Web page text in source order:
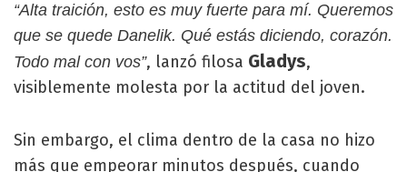
“Alta traición, esto es muy fuerte para mí. Queremos
que se quede Danelik. Qué estás diciendo, corazón.
Todo mal con vos”, lanzó filosa Gladys,
visiblemente molesta por la actitud del joven.
Sin embargo, el clima dentro de la casa no hizo
más que empeorar minutos después, cuando